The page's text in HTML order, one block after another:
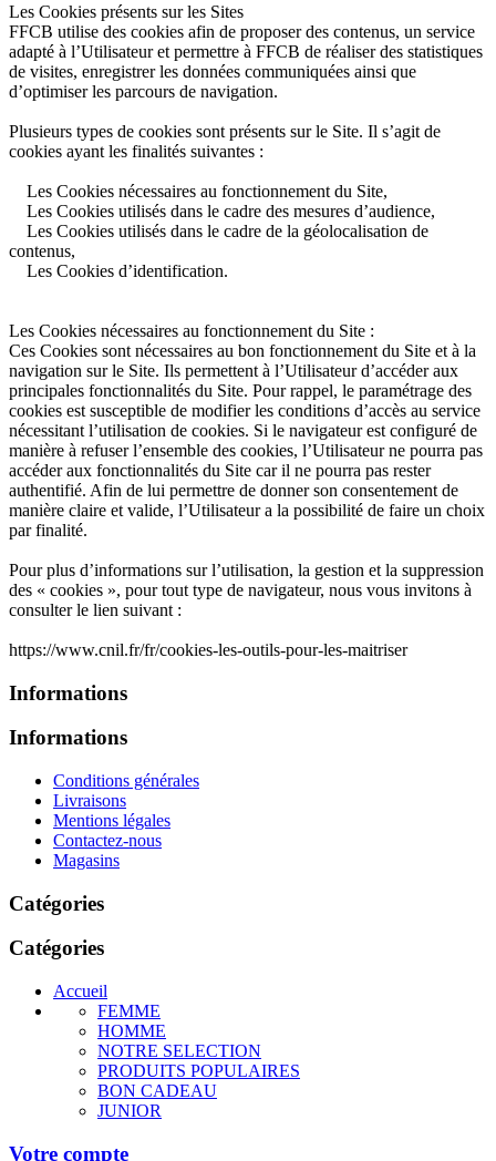
Les Cookies présents sur les Sites
FFCB utilise des cookies afin de proposer des contenus, un service
adapté à l’Utilisateur et permettre à FFCB de réaliser des statistiques
de visites, enregistrer les données communiquées ainsi que
d’optimiser les parcours de navigation.
Plusieurs types de cookies sont présents sur le Site. Il s’agit de
cookies ayant les finalités suivantes :
Les Cookies nécessaires au fonctionnement du Site,
Les Cookies utilisés dans le cadre des mesures d’audience,
Les Cookies utilisés dans le cadre de la géolocalisation de
contenus,
Les Cookies d’identification.
Les Cookies nécessaires au fonctionnement du Site :
Ces Cookies sont nécessaires au bon fonctionnement du Site et à la
navigation sur le Site. Ils permettent à l’Utilisateur d’accéder aux
principales fonctionnalités du Site. Pour rappel, le paramétrage des
cookies est susceptible de modifier les conditions d’accès au service
nécessitant l’utilisation de cookies. Si le navigateur est configuré de
manière à refuser l’ensemble des cookies, l’Utilisateur ne pourra pas
accéder aux fonctionnalités du Site car il ne pourra pas rester
authentifié. Afin de lui permettre de donner son consentement de
manière claire et valide, l’Utilisateur a la possibilité de faire un choix
par finalité.
Pour plus d’informations sur l’utilisation, la gestion et la suppression
des « cookies », pour tout type de navigateur, nous vous invitons à
consulter le lien suivant :
https://www.cnil.fr/fr/cookies-les-outils-pour-les-maitriser
Informations
Informations
Conditions générales
Livraisons
Mentions légales
Contactez-nous
Magasins
Catégories
Catégories
Accueil
FEMME
HOMME
NOTRE SELECTION
PRODUITS POPULAIRES
BON CADEAU
JUNIOR
Votre compte